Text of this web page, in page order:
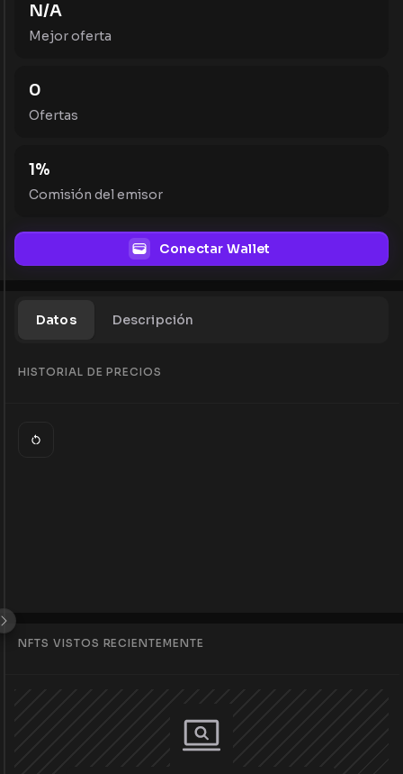
Mejor oferta
N/A
Ofertas
0
Comisión del emisor
1%
Conectar Wallet
Datos Descripción
HISTORIAL DE PRECIOS
NFTS VISTOS RECIENTEMENTE